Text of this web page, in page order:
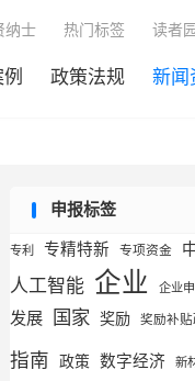
政策法规 新闻
纳士 热门标签 读者
申报标签
专利 专精特新 专项资金
人工智能 企业 企业
发展 国家 奖励 奖励补贴
指南 政策 数字经济 新